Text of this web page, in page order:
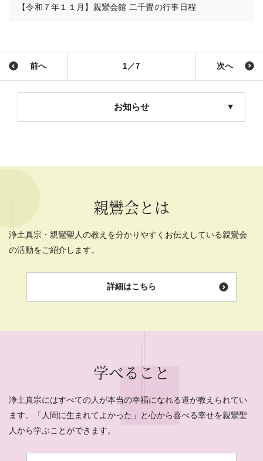
【令和７年１１月】親鸞会館 二千畳の行事日程
前へ 1／7 次へ
お知らせ
親鸞会とは
浄土真宗・親鸞聖人の教えを分かりやすくお伝えしている親鸞会
の活動をご紹介します。
詳細はこちら
学べること
浄土真宗にはすべての人が本当の幸福になれる道が教えられてい
ます。「人間に生まれてよかった」と心から喜べる幸せを親鸞聖
人から学ぶことができます。